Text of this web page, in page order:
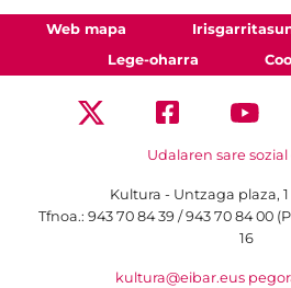
Web mapa
Lege-oharra
Udalaren sare
Kultura - Untzaga plaza,
Tfnoa.: 943 70 84 39 / 943 70 84 00
16
kultura@eibar.eus